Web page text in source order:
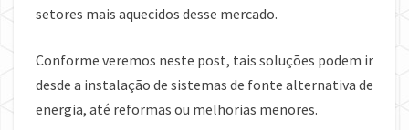
setores mais aquecidos desse mercado.
Conforme veremos neste post, tais soluções podem ir
desde a instalação de sistemas de fonte alternativa de
energia, até reformas ou melhorias menores.